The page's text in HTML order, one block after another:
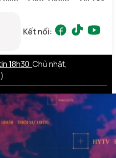
Kết nối:
18h30 Chủ nhật,